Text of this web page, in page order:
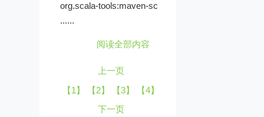
org.scala-tools:maven-sc
......
阅读全部内容
上一页
【1】
【2】 【3】
【4】
下一页